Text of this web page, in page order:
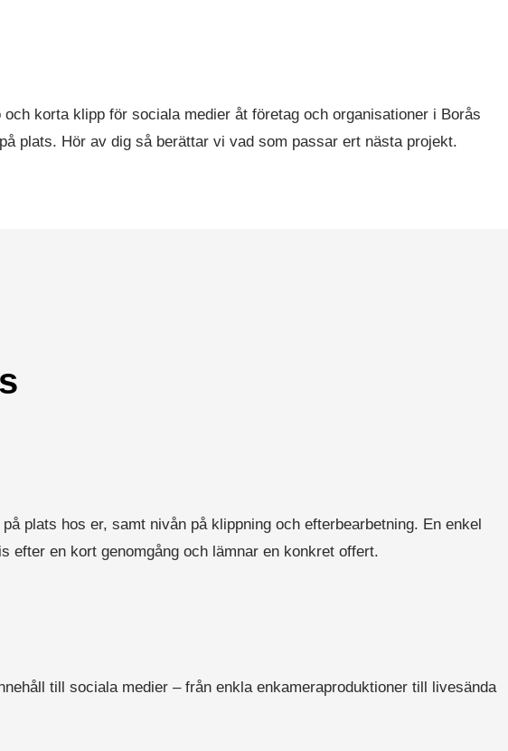
korta klipp för sociala medier åt företag och organisationer i Borås
plats. Hör av dig så berättar vi vad som passar ert nästa projekt.
plats hos er, samt nivån på klippning och efterbearbetning. En enkel
efter en kort genomgång och lämnar en konkret offert.
till sociala medier – från enkla enkameraproduktioner till livesända